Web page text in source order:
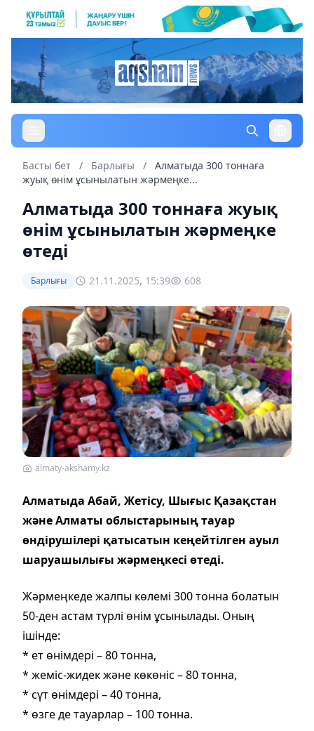
Басты бет / Барлығы /
Алматыда 300 тоннаға
жуық өнім ұсынылатын жәрмеңке...
Алматыда 300 тоннаға жуық
өнім ұсынылатын жәрмеңке
өтеді
Барлығы 21.11.2025, 15:39 608
almaty-akshamy.kz
Алматыда Абай, Жетісу, Шығыс Қазақстан
және Алматы облыстарының тауар
өндірушілері қатысатын кеңейтілген ауыл
шаруашылығы жәрмеңкесі өтеді.
Жәрмеңкеде жалпы көлемі 300 тонна болатын
50-ден астам түрлі өнім ұсынылады. Оның
ішінде:
* ет өнімдері – 80 тонна,
* жеміс-жидек және көкөніс – 80 тонна,
* сүт өнімдері – 40 тонна,
* өзге де тауарлар – 100 тонна.